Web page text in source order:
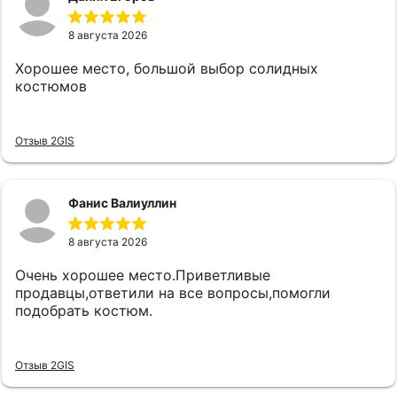
8 августа 2026
Хорошее место, большой выбор солидных
костюмов
Отзыв 2GIS
Фанис Валиуллин
8 августа 2026
Очень хорошее место.Приветливые
продавцы,ответили на все вопросы,помогли
подобрать костюм.
Отзыв 2GIS